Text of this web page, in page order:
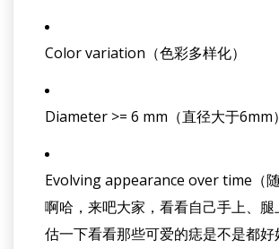
Color variation（色彩多样化）
Diameter >= 6 mm（直径大于6mm）
Evolving appearance over time（随
啊哈，来吧大家，看看自己手上、
估一下看看那些可爱的痣是不是都好